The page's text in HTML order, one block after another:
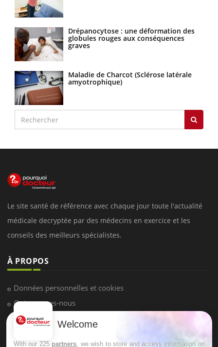
Drépanocytose : une déformation des
globules rouges aux conséquences
graves
Maladie de Charcot (Sclérose latérale
amyotrophique)
Le site santé de référence avec chaque jour toute l'actualité
médicale decryptée par des médecins en exercice et les
conseils des meilleurs spécialistes.
À PROPOS
Données personnelles et cookies
Qui sommes-nous
Conditions d'utilisation
Welcome
With our 225 partners , we wish to store and access information on